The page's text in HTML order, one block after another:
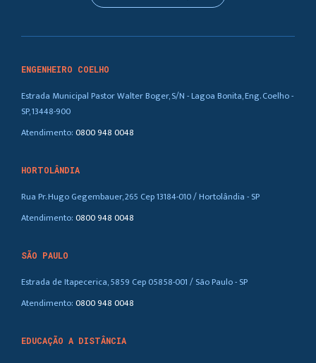
ENGENHEIRO COELHO
Estrada Municipal Pastor Walter Boger, S/N - Lagoa Bonita, Eng. Coelho -
SP, 13448-900
Atendimento:0800 948 0048
HORTOLÂNDIA
Rua Pr. Hugo Gegembauer, 265 Cep 13184-010 / Hortolândia - SP
Atendimento:0800 948 0048
SÃO PAULO
Estrada de Itapecerica, 5859 Cep 05858-001 / São Paulo - SP
Atendimento:0800 948 0048
EDUCAÇÃO A DISTÂNCIA